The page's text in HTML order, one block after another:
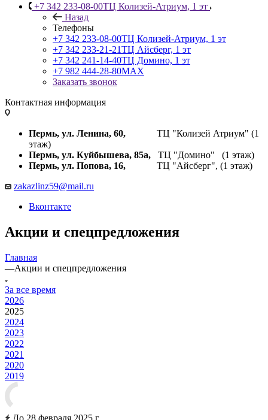
+7 342 233-08-00ТЦ Колизей-Атриум, 1 эт
Назад
Телефоны
+7 342 233-08-00ТЦ Колизей-Атриум, 1 эт
+7 342 233-21-21ТЦ Айсберг, 1 эт
+7 342 241-14-40ТЦ Домино, 1 эт
+7 982 444-28-80MAX
Заказать звонок
Контактная информация
Пермь, ул. Ленина, 60, ТЦ "Колизей Атриум" (1
этаж)
Пермь, ул. Куйбышева, 85а, ТЦ "Домино" (1 этаж)
Пермь, ул. Попова, 16, ТЦ "Айсберг", (1 этаж)
zakazlinz59@mail.ru
Вконтакте
Акции и спецпредложения
Главная
—Акции и спецпредложения
За все время
2026
2025
2024
2023
2022
2021
2020
2019
До 28 февраля 2025 г.